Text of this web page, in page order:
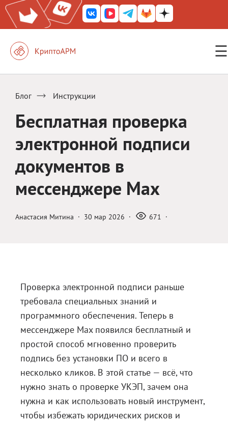
☰
Железный почтовый ящик
КриптоАРМ Mobile
КриптоАРМ ID
КриптоАРМ Документы
Решения
Магазин
Полная версия сайта
Блог Инструкции
Бесплатная проверка
электронной подписи
документов в
мессенджере Max
Анастасия Митина · 30 мар 2026 · 671 ·
Проверка электронной подписи раньше
требовала специальных знаний и
программного обеспечения. Теперь в
мессенджере Max появился бесплатный и
простой способ мгновенно проверить
подпись без установки ПО и всего в
несколько кликов. В этой статье — всё, что
нужно знать о проверке УКЭП, зачем она
нужна и как использовать новый инструмент,
чтобы избежать юридических рисков и